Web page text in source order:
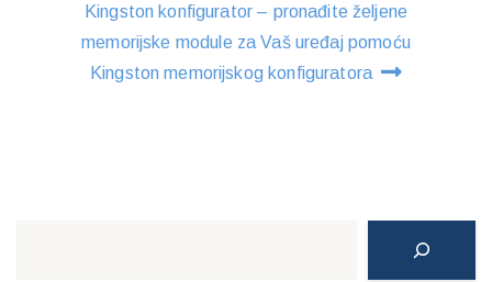
Kingston konfigurator – pronađite željene
memorijske module za Vaš uređaj pomoću
Kingston memorijskog konfiguratora